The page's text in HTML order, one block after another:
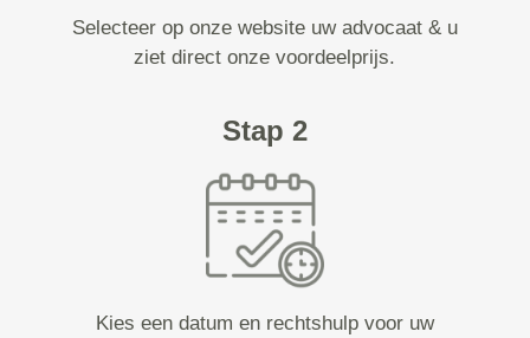
Selecteer op onze website uw advocaat & u
ziet direct onze voordeelprijs.
Stap 2
Kies een datum en rechtshulp voor uw